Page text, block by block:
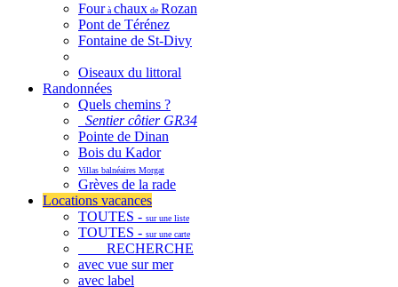
Fourà chaux de Rozan
Pont de Térénez
Fontaine de St-Divy
Oiseaux du littoral
Randonnées
Quels chemins ?
Sentier côtier GR34
Pointe de Dinan
Bois du Kador
Villas balnéaires Morgat
Grèves de la rade
Locations vacances
TOUTES - sur une liste
TOUTES - sur une carte
RECHERCHE
avec vue sur mer
avec label